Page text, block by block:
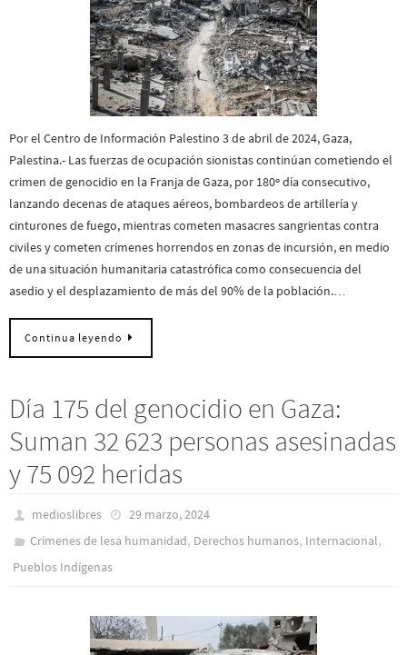
Por el Centro de Información Palestino 3 de abril de 2024, Gaza,
Palestina.- Las fuerzas de ocupación sionistas continúan cometiendo el
crimen de genocidio en la Franja de Gaza, por 180º día consecutivo,
lanzando decenas de ataques aéreos, bombardeos de artillería y
cinturones de fuego, mientras cometen masacres sangrientas contra
civiles y cometen crímenes horrendos en zonas de incursión, en medio
de una situación humanitaria catastrófica como consecuencia del
asedio y el desplazamiento de más del 90% de la población.…
Continua leyendo
Día 175 del genocidio en Gaza:
Suman 32 623 personas asesinadas
y 75 092 heridas
medioslibres
29 marzo, 2024
Crímenes de lesa humanidad, Derechos humanos, Internacional,
Pueblos Indí­genas